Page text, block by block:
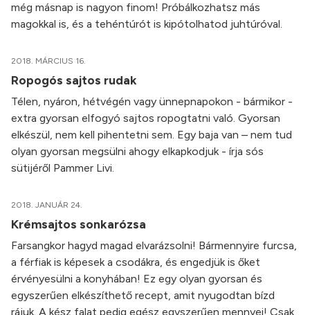
még másnap is nagyon finom! Próbálkozhatsz más
magokkal is, és a tehéntúrót is kipótolhatod juhtúróval.
2018. MÁRCIUS 16.
Ropogós sajtos rudak
Télen, nyáron, hétvégén vagy ünnepnapokon - bármikor -
extra gyorsan elfogyó sajtos ropogtatni való. Gyorsan
elkészül, nem kell pihentetni sem. Egy baja van – nem tud
olyan gyorsan megsülni ahogy elkapkodjuk - írja sós
sütijéről Pammer Livi.
2018. JANUÁR 24.
Krémsajtos sonkarózsa
Farsangkor hagyd magad elvarázsolni! Bármennyire furcsa,
a férfiak is képesek a csodákra, és engedjük is őket
érvényesülni a konyhában! Ez egy olyan gyorsan és
egyszerűen elkészíthető recept, amit nyugodtan bízd
rájuk. A kész falat pedig egész egyszerűen mennyei! Csak